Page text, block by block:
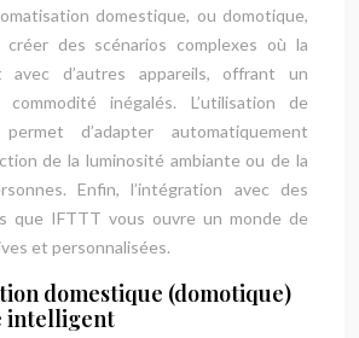
domestique, ou domotique,
des scénarios complexes où la
avec d’autres appareils, offrant un
inégalés. L’utilisation de
d’adapter automatiquement
de la luminosité ambiante ou de la
Enfin, l’intégration avec des
que IFTTT vous ouvre un monde de
et personnalisées.
domestique (domotique)
intelligent